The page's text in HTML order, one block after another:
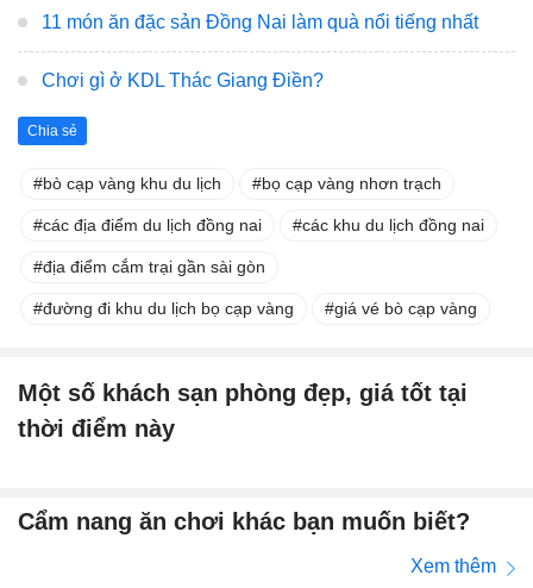
11 món ăn đặc sản Đồng Nai làm quà nổi tiếng nhất
Chơi gì ở KDL Thác Giang Điền?
Chia sẻ
bò cạp vàng khu du lịch bọ cạp vàng nhơn trạch
các địa điểm du lịch đồng nai các khu du lịch đồng nai
địa điểm cắm trại gần sài gòn
đường đi khu du lịch bọ cạp vàng giá vé bò cạp vàng
Một số khách sạn phòng đẹp, giá tốt tại
thời điểm này
Cẩm nang ăn chơi khác bạn muốn biết?
Xem thêm